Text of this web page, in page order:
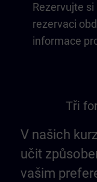
Rezervujte
rezervaci
informace
Tři
V našich
učit
vašim